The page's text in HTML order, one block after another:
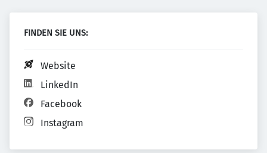
FINDEN SIE UNS:
Website
LinkedIn
Facebook
Instagram